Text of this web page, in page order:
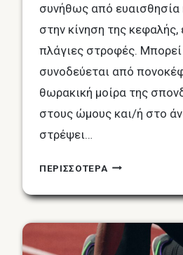
συνήθως από ευαισθησία
στην κίνηση της κεφαλής,
πλάγιες στροφές.
συνοδεύεται από
θωρακική μοίρα της
στους ώμους και/ή στο
στρέψει…
ΠΕΡΙΣΣΟΤΕΡΑ ΠΌΝΟΣ
ΑΥΧΈΝΑ
ΔΎΣΚΑΜΠΤΟΣ
ΑΥΧΈΝΑΣ